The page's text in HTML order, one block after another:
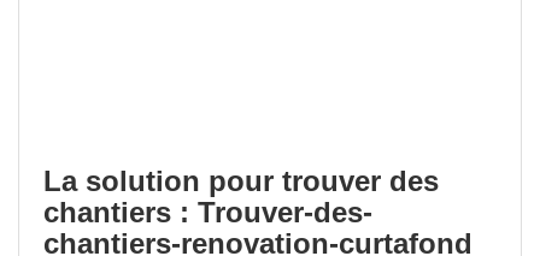
La solution pour trouver des
chantiers : Trouver-des-
chantiers-renovation-curtafond